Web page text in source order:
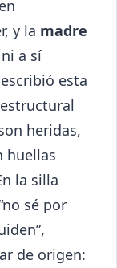
y la madre
a sí
esta
heridas,
huellas
la silla
sé por
de origen: